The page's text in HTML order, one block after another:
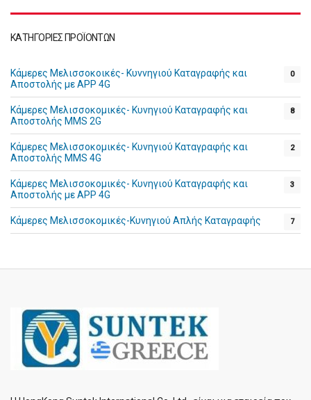
ΚΑΤΗΓΟΡΊΕΣ ΠΡΟΪΌΝΤΩΝ
Κάμερες Μελισσοκοικές- Κυννηγιού Καταγραφής και
Αποστολής με APP 4G
0
Κάμερες Μελισσοκομικές- Κυνηγιού Καταγραφής και
Αποστολής MMS 2G
8
Κάμερες Μελισσοκομικές- Κυνηγιού Καταγραφής και
Αποστολής MMS 4G
2
Κάμερες Μελισσοκομικές- Κυνηγιού Καταγραφής και
Αποστολής με APP 4G
3
Κάμερες Μελισσοκομικές-Κυνηγιού Απλής Καταγραφής 7